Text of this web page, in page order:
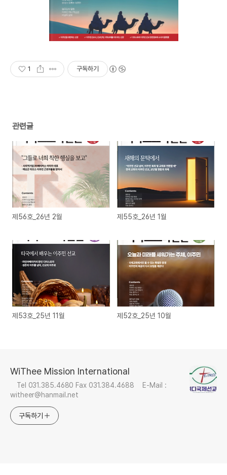
1 구독하기
관련글
제56호_26년 2월 제55호_26년 1월
제53호_25년 11월 제52호_25년 10월
WiThee Mission International
Tel 031.385.4680 Fax 031.384.4688 E-Mail :
witheer@hanmail.net
구독하기